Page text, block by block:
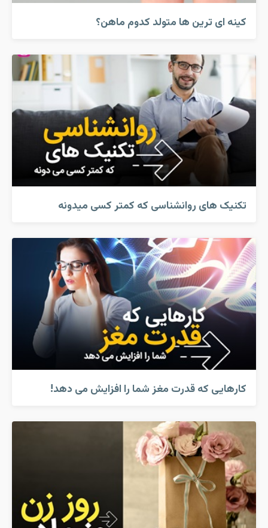
کینه ای ترین ها متولد کدوم ماهن؟
تکنیک های روانشناسی که کمتر کسی میدونه
کارهایی که قدرت مغز شما را افزایش می دهد!